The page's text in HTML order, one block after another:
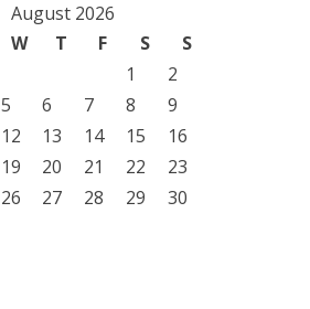
August 2026
W T F S
S
1
2
5 6 7 8
9
12 13 14 15
16
19 20 21 22
23
26 27 28 29
30